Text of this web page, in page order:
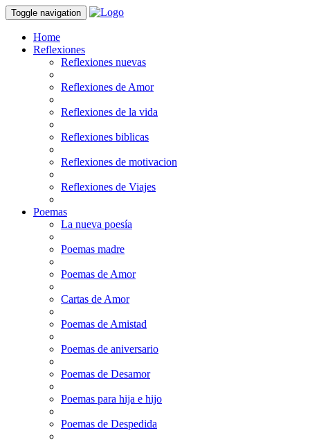
Toggle navigation
Home
Reflexiones
Reflexiones nuevas
Reflexiones de Amor
Reflexiones de la vida
Reflexiones biblicas
Reflexiones de motivacion
Reflexiones de Viajes
Poemas
La nueva poesía
Poemas madre
Poemas de Amor
Cartas de Amor
Poemas de Amistad
Poemas de aniversario
Poemas de Desamor
Poemas para hija e hijo
Poemas de Despedida